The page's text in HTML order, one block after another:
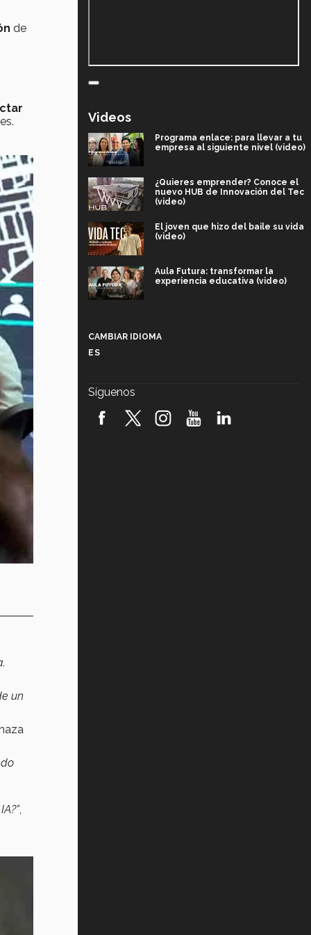
de
un
,
Videos
Programa enlace: para llevar a tu
empresa al siguiente nivel (video)
¿Quieres emprender? Conoce el
nuevo HUB de Innovación del Tec
(video)
El joven que hizo del baile su vida
(video)
Aula Futura: transformar la
experiencia educativa (video)
robótica FIRST 2026! (video)
CAMBIAR IDIOMA
ES
Síguenos